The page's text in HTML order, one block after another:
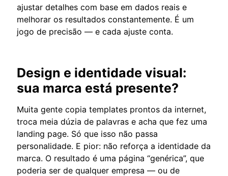
ajustar detalhes com base em dados reais e
melhorar os resultados constantemente. É um
jogo de precisão — e cada ajuste conta.
Design e identidade visual:
sua marca está presente?
Muita gente copia templates prontos da internet,
troca meia dúzia de palavras e acha que fez uma
landing page. Só que isso não passa
personalidade. E pior: não reforça a identidade da
marca. O resultado é uma página “genérica”, que
poderia ser de qualquer empresa — ou de